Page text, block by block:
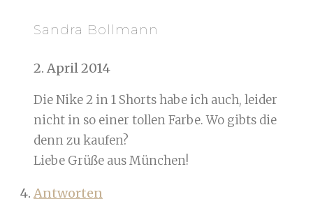
Sandra Bollmann
2. April 2014
Die Nike 2 in 1 Shorts habe ich auch, leider
nicht in so einer tollen Farbe. Wo gibts die
denn zu kaufen?
Liebe Grüße aus München!
Antworten